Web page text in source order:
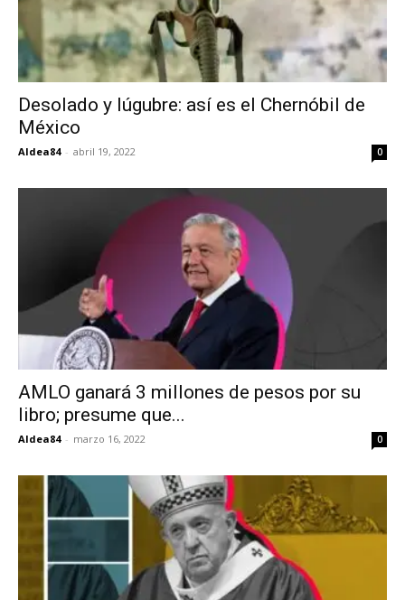
Desolado y lúgubre: así es el Chernóbil de
México
Aldea84 - abril 19, 2022 0
AMLO ganará 3 millones de pesos por su
libro; presume que...
Aldea84 - marzo 16, 2022 0